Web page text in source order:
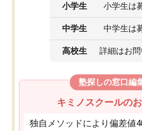
小学生 小学生は
中学生 中学生は
高校生 詳細はお
塾探しの窓口編
キミノスクールの
独自メソッドにより偏差値